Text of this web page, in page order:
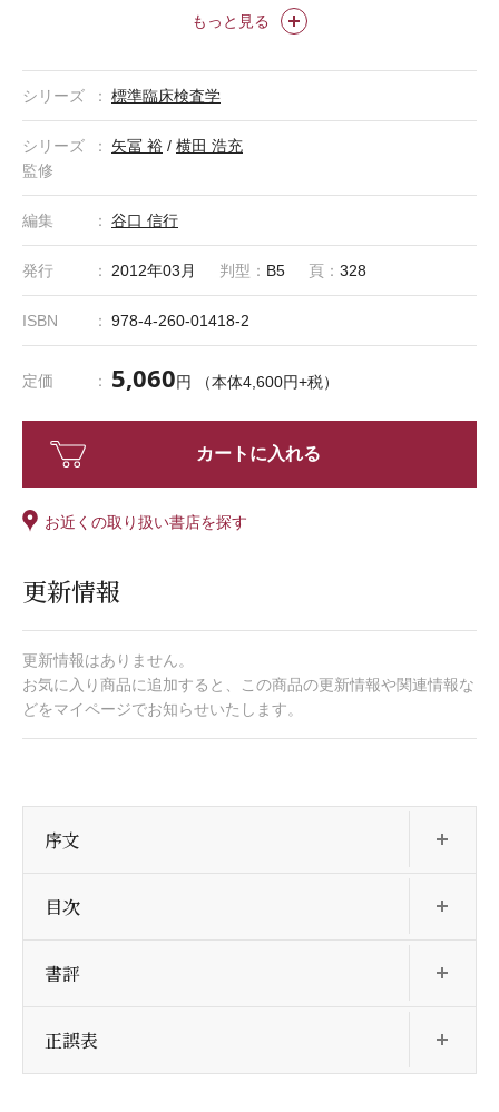
もっと見る
＊「標準臨床検査学」は株式会社医学書院の登録商標です。
■web付録のご案内 呼吸生理機能の理論
や数式に関する詳細を，web付録として
掲載しています．左のボタンからPDFフ
ァイル（619KB）をダウンロードしてご利用ください．
医学書院の“青本”シリーズ≪標準臨床検査学≫が完全リニューア
ル！ 臨床検査技師を志す学生向けの新しい教科書シリーズで
す。●シリーズの特徴・標準的なカリキュラムに対応し、使い勝
手のよい編成 ・臨床検査技師国家試験出題基準に完全対応、必
要にして十分な記述内容 ・医師と臨床検査技師のコラボで生ま
れた教科書 ●ラインナップ ≫全12巻の一覧はこちら
シリーズ 標準臨床検査学
シリーズ
監修
矢冨 裕 / 横田 浩充
編集 谷口 信行
発行 2012年03月 判型： B5 頁： 328
ISBN 978-4-260-01418-2
定価 5,060円 （本体4,600円+税）
カートに入れる
お近くの取り扱い書店を探す
更新情報
更新情報はありません。
お気に入り商品に追加すると、この商品の更新情報や関連情報な
どをマイページでお知らせいたします。
序文
目次
書評
正誤表